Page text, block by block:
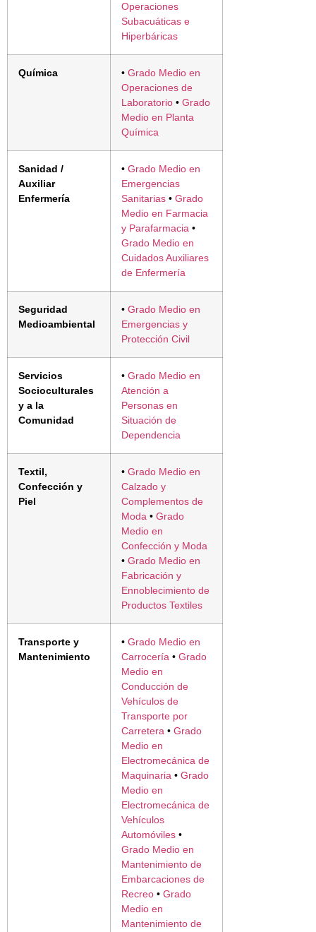
Operaciones
Subacuáticas e
Hiperbáricas
Química • Grado Medio en
Operaciones de
Laboratorio • Grado
Medio en Planta
Química
Sanidad /
Auxiliar
Enfermería
• Grado Medio en
Emergencias
Sanitarias • Grado
Medio en Farmacia
y Parafarmacia •
Grado Medio en
Cuidados Auxiliares
de Enfermería
Seguridad
Medioambiental
• Grado Medio en
Emergencias y
Protección Civil
Servicios
Socioculturales
y a la
Comunidad
• Grado Medio en
Atención a
Personas en
Situación de
Dependencia
Textil,
Confección y
Piel
• Grado Medio en
Calzado y
Complementos de
Moda • Grado
Medio en
Confección y Moda
• Grado Medio en
Fabricación y
Ennoblecimiento de
Productos Textiles
Transporte y
Mantenimiento
• Grado Medio en
Carrocería • Grado
Medio en
Conducción de
Vehículos de
Transporte por
Carretera • Grado
Medio en
Electromecánica de
Maquinaria • Grado
Medio en
Electromecánica de
Vehículos
Automóviles •
Grado Medio en
Mantenimiento de
Embarcaciones de
Recreo • Grado
Medio en
Mantenimiento de